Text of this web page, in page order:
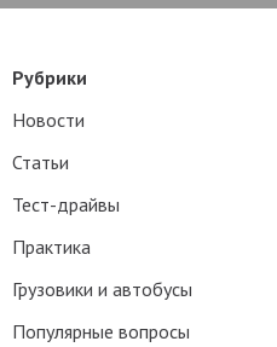
Рубрики
Новости
Статьи
Тест-драйвы
Практика
Грузовики и автобусы
Популярные вопросы